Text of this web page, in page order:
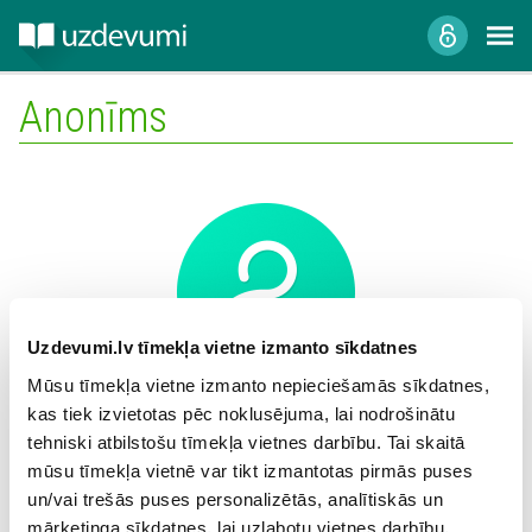
Uzdevumi.lv tīmekļa vietne izmanto sīkdatnes
Mūsu tīmekļa vietne izmanto nepieciešamās sīkdatnes,
kas tiek izvietotas pēc noklusējuma, lai nodrošinātu
tehniski atbilstošu tīmekļa vietnes darbību. Tai skaitā
mūsu tīmekļa vietnē var tikt izmantotas pirmās puses
un/vai trešās puses personalizētās, analītiskās un
mārketinga sīkdatnes, lai uzlabotu vietnes darbību,
Anonīms
Mācību iestāde: